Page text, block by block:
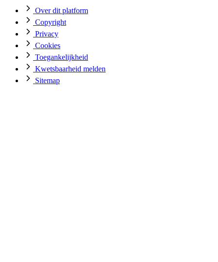
Over dit platform
Copyright
Privacy
Cookies
Toegankelijkheid
Kwetsbaarheid melden
Sitemap